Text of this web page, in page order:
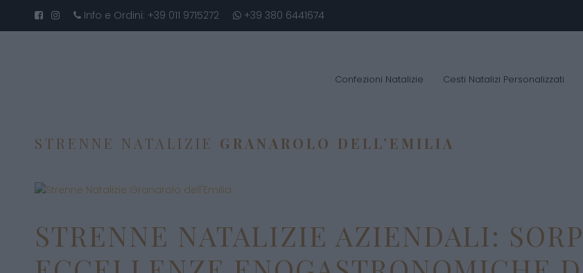
Info e Ordini: +39 011 9715272 +39 380 6441674
Confezioni Natalizie Cesti Natalizi Personalizzati
STRENNE NATALIZIE GRANAROLO DELL’EMILIA
STRENNE NATALIZIE AZIENDALI: